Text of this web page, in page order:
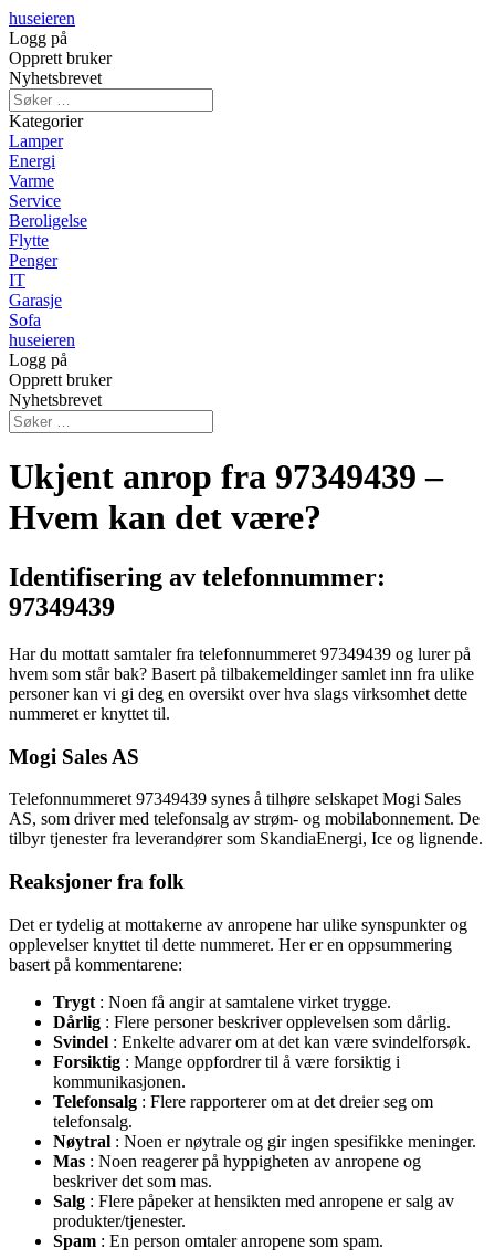
huseieren
Logg på
Opprett bruker
Nyhetsbrevet
Kategorier
Lamper
Energi
Varme
Service
Beroligelse
Flytte
Penger
IT
Garasje
Sofa
huseieren
Logg på
Opprett bruker
Nyhetsbrevet
Ukjent anrop fra 97349439 –
Hvem kan det være?
Identifisering av telefonnummer:
97349439
Har du mottatt samtaler fra telefonnummeret 97349439 og lurer på
hvem som står bak? Basert på tilbakemeldinger samlet inn fra ulike
personer kan vi gi deg en oversikt over hva slags virksomhet dette
nummeret er knyttet til.
Mogi Sales AS
Telefonnummeret 97349439 synes å tilhøre selskapet Mogi Sales
AS, som driver med telefonsalg av strøm- og mobilabonnement. De
tilbyr tjenester fra leverandører som SkandiaEnergi, Ice og lignende.
Reaksjoner fra folk
Det er tydelig at mottakerne av anropene har ulike synspunkter og
opplevelser knyttet til dette nummeret. Her er en oppsummering
basert på kommentarene:
Trygt : Noen få angir at samtalene virket trygge.
Dårlig : Flere personer beskriver opplevelsen som dårlig.
Svindel : Enkelte advarer om at det kan være svindelforsøk.
Forsiktig : Mange oppfordrer til å være forsiktig i
kommunikasjonen.
Telefonsalg : Flere rapporterer om at det dreier seg om
telefonsalg.
Nøytral : Noen er nøytrale og gir ingen spesifikke meninger.
Mas : Noen reagerer på hyppigheten av anropene og
beskriver det som mas.
Salg : Flere påpeker at hensikten med anropene er salg av
produkter/tjenester.
Spam : En person omtaler anropene som spam.